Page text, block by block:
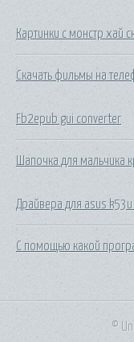
Картинки с монстр хай
Скачать фильмы на
Fb2epub gui converter
Шапочка для мальчика
Драйвера для asus
С помощью какой
©